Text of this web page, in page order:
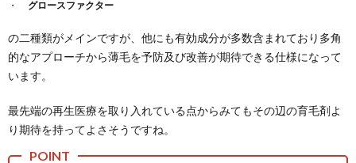
グロースファクター
の二種類がメインですが、他にも有効成分が多数含まれており多角
的なアプローチから薄毛を予防及び改善が期待できる仕様になって
います。
最先端の再生医療を取り入れている点からみてもその辺の育毛剤よ
り期待を持ってよさそうですね。